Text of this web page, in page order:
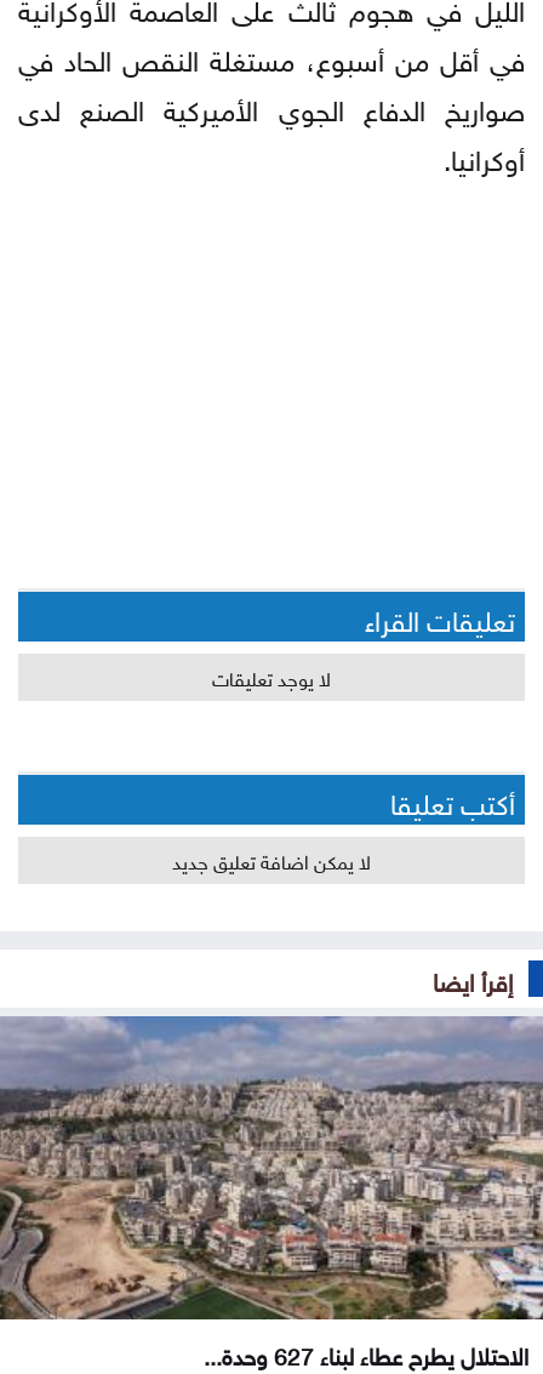
في أقل من أسبوع، مستغلة النقص الحاد في
صواريخ الدفاع الجوي الأميركية الصنع لدى
أوكرانيا.
تعليقات القراء
لا يوجد تعليقات
أكتب تعليقا
لا يمكن اضافة تعليق جديد
إقرأ ايضا
الاحتلال يطرح عطاء لبناء 627 وحدة...